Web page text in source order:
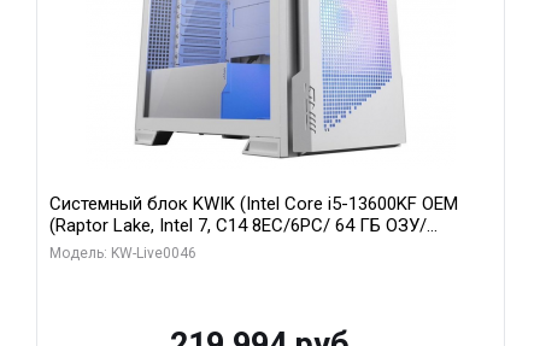
Системный блок KWIK (Intel Core i5-13600KF OEM
(Raptor Lake, Intel 7, C14 8EC/6PC/ 64 ГБ ОЗУ/
Gigabyte RTX5060Ti GAMING OC 8GB GDDR7 128bit
Модель: KW-Live0046